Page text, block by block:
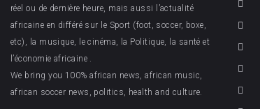
réel ou de dernière heure, mais aussi l’actualité
africaine en différé sur le Sport (foot, soccer, boxe,
etc), la musique, le cinéma, la Politique, la santé et
l’économie africaine .
We bring you 100% african news, african music,
african soccer news, politics, health and culture.